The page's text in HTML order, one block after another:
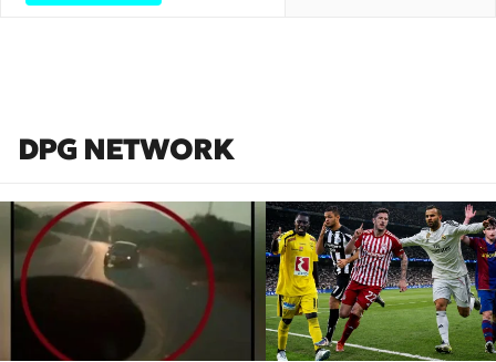
DPG NETWORK